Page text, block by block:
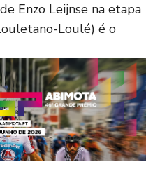
Enzo Leijnse na etapa
Loulé) é o